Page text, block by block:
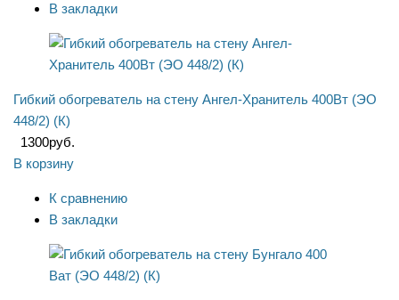
В закладки
Гибкий обогреватель на стену Ангел-Хранитель 400Вт (ЭО
448/2) (К)
1300руб.
В корзину
К сравнению
В закладки